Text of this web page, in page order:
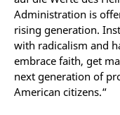
Administration is
rising generation.
with radicalism and
embrace faith, get
next generation of
American citizens.“